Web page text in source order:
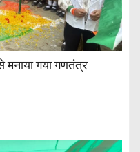
गया गणतंत्र